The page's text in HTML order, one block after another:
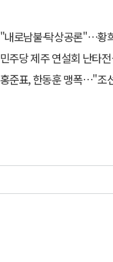
"내로남불·탁상공론"…황희 '버스
민주당 제주 연설회 난타전…정
홍준표, 한동훈 맹폭…"조선제